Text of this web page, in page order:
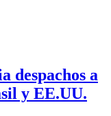
despachos a
y EE.UU.